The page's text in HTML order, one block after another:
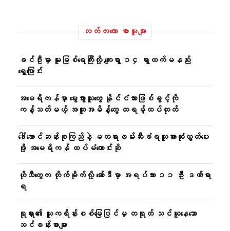
လတ်တ‌လော စာမူများ
ခင်ဦးမှာ မူးမြစ်ရေကြီးလို့ ကျေးရွာ ၁၄ ရွာထက်မနည်း
ရွှေ့ပြောင်း
အမေရိကန်မှာ မွေးဖွားသူတွေ နိုင်ငံသားဖြစ်ခွင့်ကို
ကန့်သတ်မယ့် အထူးအမိန့်တွေ ထရမ့်ထပ်ထုတ်
ဒေါ်အောင်ဆန်းစုကြည်နဲ့ မတရားဖမ်းဆီးခံရသူအားလုံးလွှတ်ပေး
ဖို့ အမေရိကန် ထပ်မံတောင်းဆို
ဟိုသီတွေက တိုက်ခိုက်လို့ ဆော်ဒီမှာ အရပ်သား ၁၁ ဦး ဒဏ်ရာ
ရ
ရုရှား၏ ယူကရိန်းစစ်မြေပြင်မှ တရုတ် သင်ယူနေသော
သင်ခန်းစာများ